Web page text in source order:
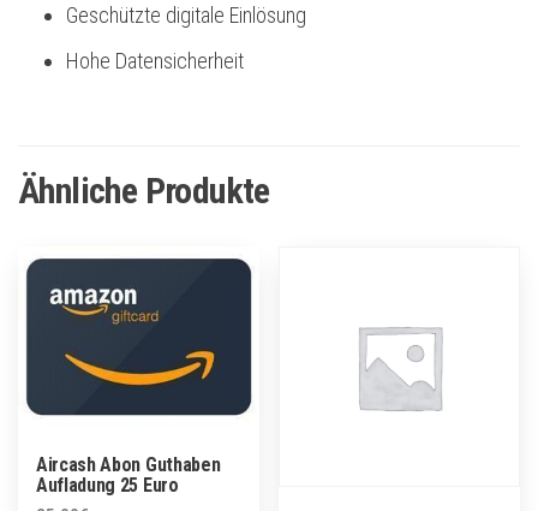
Geschützte digitale Einlösung
Hohe Datensicherheit
Ähnliche Produkte
Aircash Abon Guthaben
Aufladung 25 Euro